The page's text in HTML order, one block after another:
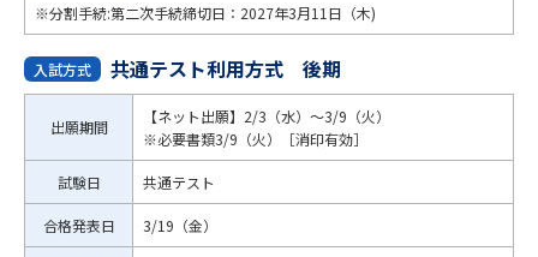
※分割手続:第二次手続締切日：2027年3月11日（木)
入試方式 共通テスト利用方式 後期
出願期間
【ネット出願】2/3（水）～3/9（火）
※必要書類3/9（火）［消印有効］
試験日 共通テスト
合格発表日 3/19（金）